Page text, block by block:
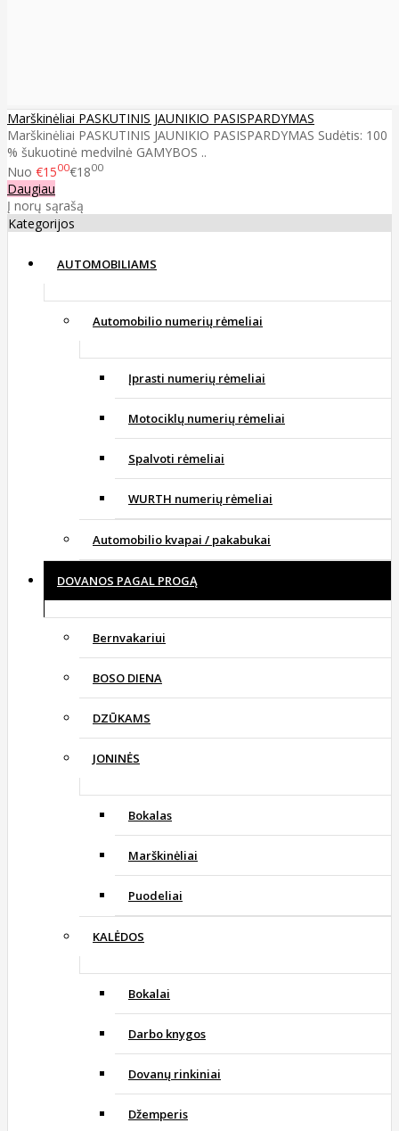
Marškinėliai PASKUTINIS JAUNIKIO PASISPARDYMAS
Marškinėliai PASKUTINIS JAUNIKIO PASISPARDYMAS Sudėtis: 100
% šukuotinė medvilnė GAMYBOS ..
Nuo €1500€1800
Daugiau
Į norų sąrašą
Kategorijos
AUTOMOBILIAMS
Automobilio numerių rėmeliai
Įprasti numerių rėmeliai
Motociklų numerių rėmeliai
Spalvoti rėmeliai
WURTH numerių rėmeliai
Automobilio kvapai / pakabukai
DOVANOS PAGAL PROGĄ
Bernvakariui
BOSO DIENA
DZŪKAMS
JONINĖS
Bokalas
Marškinėliai
Puodeliai
KALĖDOS
Bokalai
Darbo knygos
Dovanų rinkiniai
Džemperis